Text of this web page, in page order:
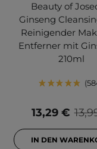
Beauty of
Ginseng
Reinigender
Entferner mit
210ml
13,29 €
IN DEN